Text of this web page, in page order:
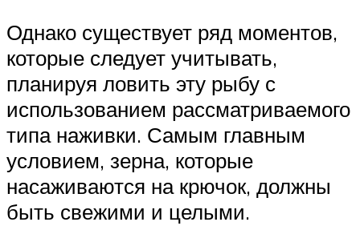
Однако существует ряд моментов,
которые следует учитывать,
планируя ловить эту рыбу с
использованием рассматриваемого
типа наживки. Самым главным
условием, зерна, которые
насаживаются на крючок, должны
быть свежими и целыми.